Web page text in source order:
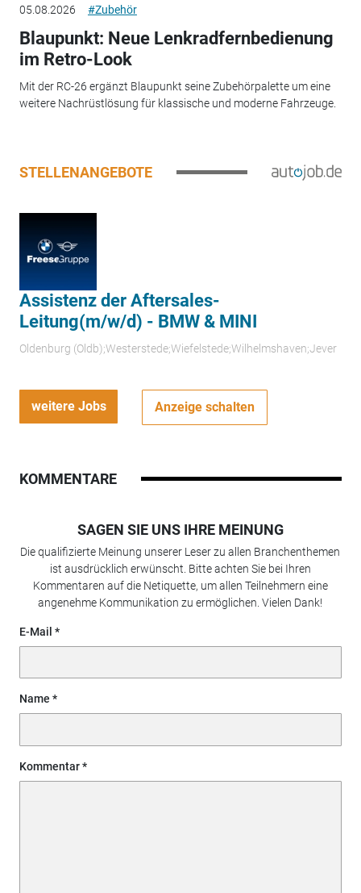
05.08.2026 #Zubehör
Blaupunkt: Neue Lenkradfernbedienung
im Retro-Look
Mit der RC-26 ergänzt Blaupunkt seine Zubehörpalette um eine
weitere Nachrüstlösung für klassische und moderne Fahrzeuge.
STELLENANGEBOTE
Assistenz der Aftersales-
Leitung(m/w/d) - BMW & MINI
Oldenburg (Oldb);Westerstede;Wiefelstede;Wilhelmshaven;Jever
weitere Jobs Anzeige schalten
KOMMENTARE
SAGEN SIE UNS IHRE MEINUNG
Die qualifizierte Meinung unserer Leser zu allen Branchenthemen
ist ausdrücklich erwünscht. Bitte achten Sie bei Ihren
Kommentaren auf die Netiquette, um allen Teilnehmern eine
angenehme Kommunikation zu ermöglichen. Vielen Dank!
E-Mail
Name
Kommentar